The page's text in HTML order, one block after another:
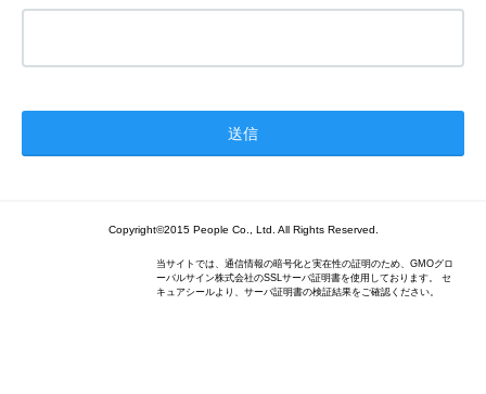
Copyright©2015 People Co., Ltd. All Rights Reserved.
当サイトでは、通信情報の暗号化と実在性の証明のため、GMOグロ
ーバルサイン株式会社のSSLサーバ証明書を使用しております。 セ
キュアシールより、サーバ証明書の検証結果をご確認ください。